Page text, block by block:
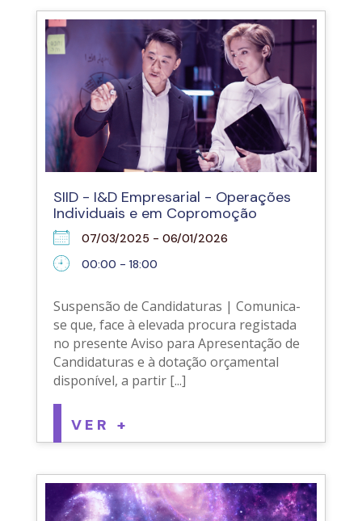
SIID - I&D Empresarial - Operações
Individuais e em Copromoção
07/03/2025 - 06/01/2026
00:00 - 18:00
Suspensão de Candidaturas | Comunica-
se que, face à elevada procura registada
no presente Aviso para Apresentação de
Candidaturas e à dotação orçamental
disponível, a partir [...]
VER +